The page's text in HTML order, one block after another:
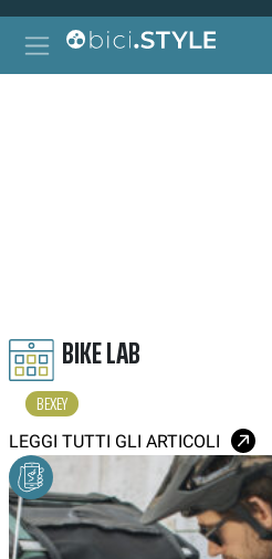
Vai al contenuto
Navigazione principale
Ricerca per:
BIKE LAB
BEXEY
LEGGI TUTTI GLI ARTICOLI